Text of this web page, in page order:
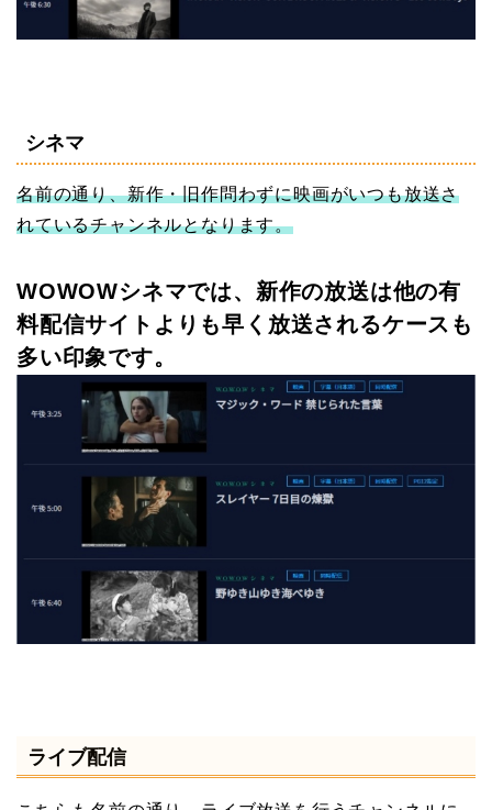
シネマ
名前の通り、新作・旧作問わずに映画がいつも放送さ
れているチャンネルとなります。
WOWOWシネマでは、新作の放送は他の有
料配信サイトよりも早く放送されるケースも
多い印象です。
ライブ配信